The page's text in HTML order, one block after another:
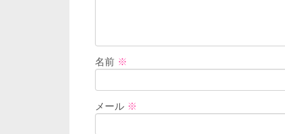
名前 ※
メール ※